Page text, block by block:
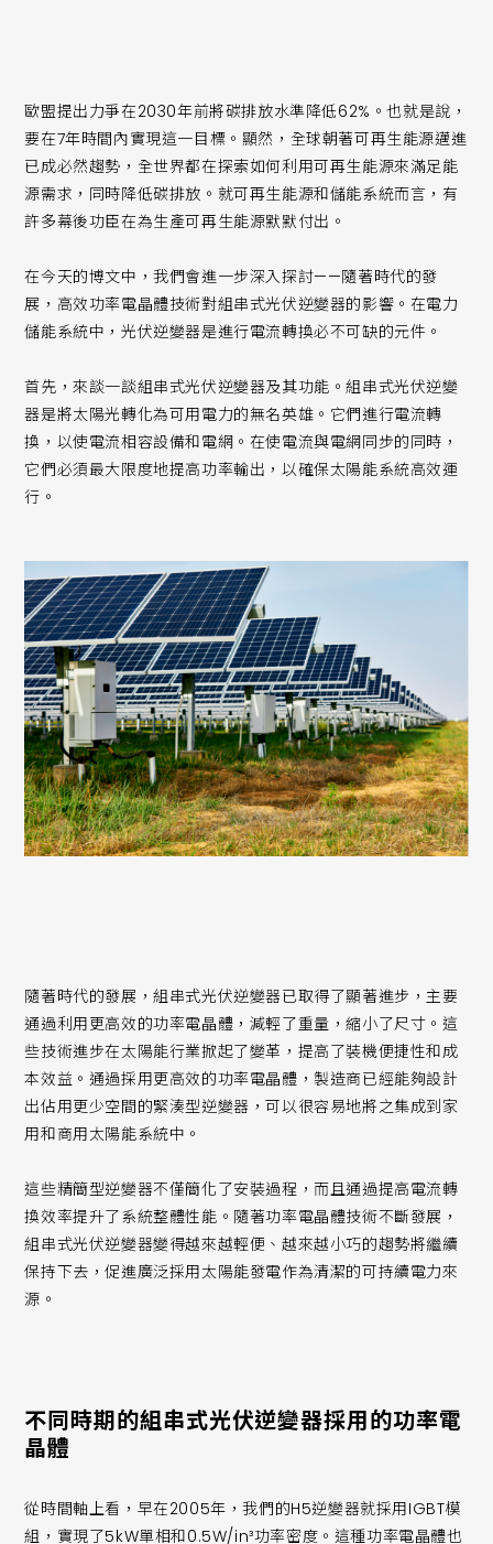
歐盟提出力爭在2030年前將碳排放水準降低62%。也就是說，
要在7年時間內實現這一目標。顯然，全球朝著可再生能源邁進
已成必然趨勢，全世界都在探索如何利用可再生能源來滿足能
源需求，同時降低碳排放。就可再生能源和儲能系統而言，有
許多幕後功臣在為生產可再生能源默默付出。
在今天的博文中，我們會進一步深入探討——隨著時代的發
展，高效功率電晶體技術對組串式光伏逆變器的影響。在電力
儲能系統中，光伏逆變器是進行電流轉換必不可缺的元件。
首先，來談一談組串式光伏逆變器及其功能。組串式光伏逆變
器是將太陽光轉化為可用電力的無名英雄。它們進行電流轉
換，以使電流相容設備和電網。在使電流與電網同步的同時，
它們必須最大限度地提高功率輸出，以確保太陽能系統高效運
行。
隨著時代的發展，組串式光伏逆變器已取得了顯著進步，主要
通過利用更高效的功率電晶體，減輕了重量，縮小了尺寸。這
些技術進步在太陽能行業掀起了變革，提高了裝機便捷性和成
本效益。通過採用更高效的功率電晶體，製造商已經能夠設計
出佔用更少空間的緊湊型逆變器，可以很容易地將之集成到家
用和商用太陽能系統中。
這些精簡型逆變器不僅簡化了安裝過程，而且通過提高電流轉
換效率提升了系統整體性能。隨著功率電晶體技術不斷發展，
組串式光伏逆變器變得越來越輕便、越來越小巧的趨勢將繼續
保持下去，促進廣泛採用太陽能發電作為清潔的可持續電力來
源。
不同時期的組串式光伏逆變器採用的功率電
晶體
從時間軸上看，早在2005年，我們的H5逆變器就採用IGBT模
組，實現了5kW單相和0.5W/in³功率密度。這種功率電晶體也